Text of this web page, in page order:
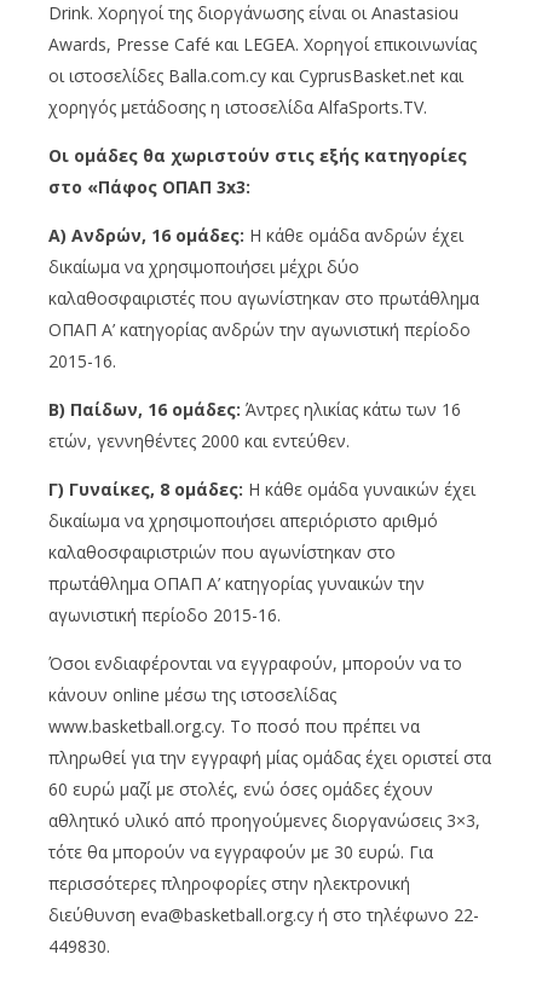
Drink. Χορηγοί της διοργάνωσης είναι οι Anastasiou
Awards, Presse Café και LEGEA. Χορηγοί επικοινωνίας
οι ιστοσελίδες Balla.com.cy και CyprusBasket.net και
χορηγός μετάδοσης η ιστοσελίδα AlfaSports.TV.
Οι ομάδες θα χωριστούν στις εξής κατηγορίες
στο «Πάφος ΟΠΑΠ 3x3:
A) Ανδρών, 16 ομάδες: Η κάθε ομάδα ανδρών έχει
δικαίωμα να χρησιμοποιήσει μέχρι δύο
καλαθοσφαιριστές που αγωνίστηκαν στο πρωτάθλημα
ΟΠΑΠ Α’ κατηγορίας ανδρών την αγωνιστική περίοδο
2015-16.
B) Παίδων, 16 ομάδες: Άντρες ηλικίας κάτω των 16
ετών, γεννηθέντες 2000 και εντεύθεν.
Γ) Γυναίκες, 8 ομάδες: Η κάθε ομάδα γυναικών έχει
δικαίωμα να χρησιμοποιήσει απεριόριστο αριθμό
καλαθοσφαιριστριών που αγωνίστηκαν στο
πρωτάθλημα ΟΠΑΠ Α’ κατηγορίας γυναικών την
αγωνιστική περίοδο 2015-16.
Όσοι ενδιαφέρονται να εγγραφούν, μπορούν να το
κάνουν online μέσω της ιστοσελίδας
www.basketball.org.cy. Το ποσό που πρέπει να
πληρωθεί για την εγγραφή μίας ομάδας έχει οριστεί στα
60 ευρώ μαζί με στολές, ενώ όσες ομάδες έχουν
αθλητικό υλικό από προηγούμενες διοργανώσεις 3×3,
τότε θα μπορούν να εγγραφούν με 30 ευρώ. Για
περισσότερες πληροφορίες στην ηλεκτρονική
διεύθυνση eva@basketball.org.cy ή στο τηλέφωνο 22-
449830.